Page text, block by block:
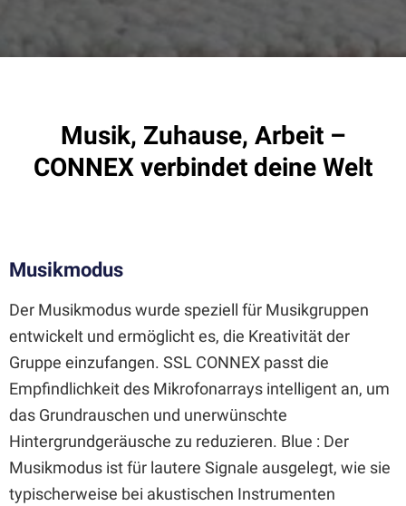
Musik, Zuhause, Arbeit –
CONNEX verbindet deine Welt
Musikmodus
Der Musikmodus wurde speziell für Musikgruppen
entwickelt und ermöglicht es, die Kreativität der
Gruppe einzufangen. SSL CONNEX passt die
Empfindlichkeit des Mikrofonarrays intelligent an, um
das Grundrauschen und unerwünschte
Hintergrundgeräusche zu reduzieren. Blue : Der
Musikmodus ist für lautere Signale ausgelegt, wie sie
typischerweise bei akustischen Instrumenten